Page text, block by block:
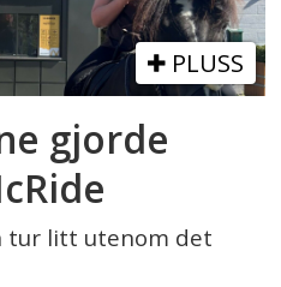
PLUSS
gjorde
tur litt utenom det